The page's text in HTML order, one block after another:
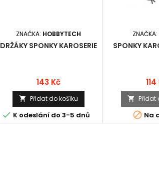
ZNAČKA: HOBBYTECH
DRŽÁKY SPONKY KAROSERIE
Cena
143 Kč
 Přidat do košíku
 K odeslání do 3-5 dnů
ZNAČKA:
SPONKY
 Přidat
 Na